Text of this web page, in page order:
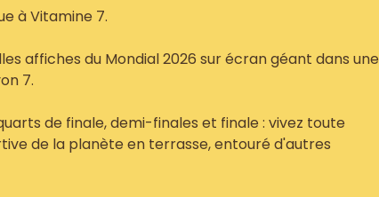
à Vitamine 7.
affiches du Mondial 2026 sur écran géant dans une
7.
de finale, demi-finales et finale : vivez toute
de la planète en terrasse, entouré d'autres